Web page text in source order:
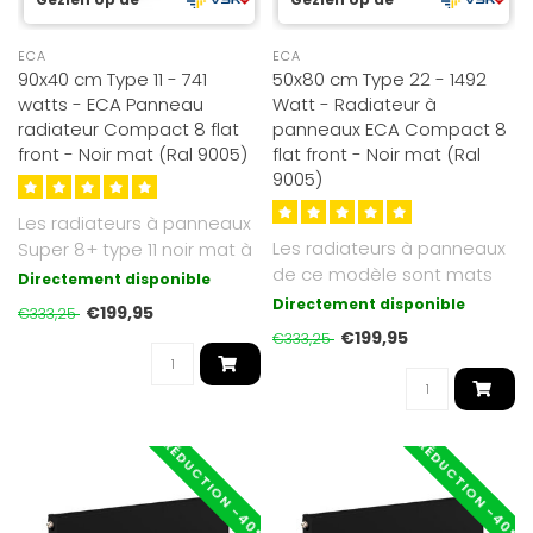
ECA
90x40 cm Type 11 - 741
watts - ECA Panneau
radiateur Compact 8 flat
front - Noir mat (Ral 9005)
Les radiateurs à panneaux
Super 8+ type 11 noir mat à
façade plate que nous p..
Directement disponible
€333,25 €199,95
ECA
50x80 cm Type 22 - 1492
Watt - Radiateur à
panneaux ECA Compact 8
flat front - Noir mat (Ral
9005)
Les radiateurs à panneaux
de ce modèle sont mats
et de couleur RAL 9005. Le
ra..
Directement disponible
€333,25 €199,95
RÉDUCTION -40% RÉDUCTION -40%